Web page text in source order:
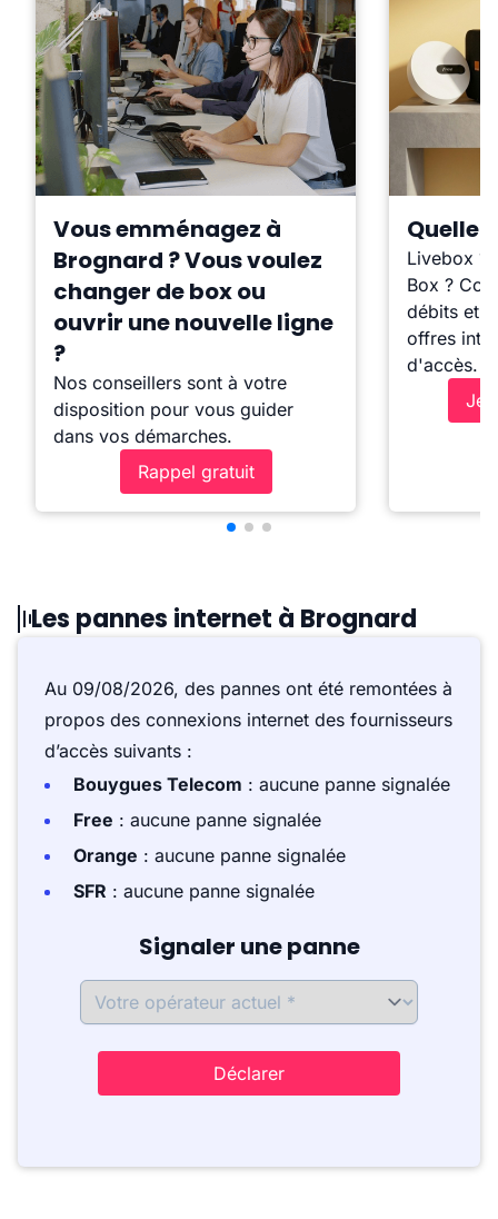
Vous emménagez à
Brognard ? Vous voulez
changer de box ou
ouvrir une nouvelle ligne
?
Nos conseillers sont à votre
disposition pour vous guider
dans vos démarches.
Rappel gratuit
Quelle
Livebox ?
Box ?
débits et
offres
d'accès.
Je
Les pannes internet à Brognard
Au 09/08/2026, des pannes ont été remontées à
propos des connexions internet des fournisseurs
d’accès suivants :
Bouygues Telecom : aucune panne signalée
Free : aucune panne signalée
Orange : aucune panne signalée
SFR : aucune panne signalée
Signaler une panne
Déclarer